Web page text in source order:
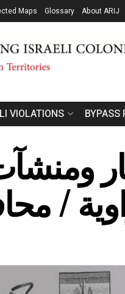
Maps Glossary About ARIJ
VIOLATIONS BYPASS
/